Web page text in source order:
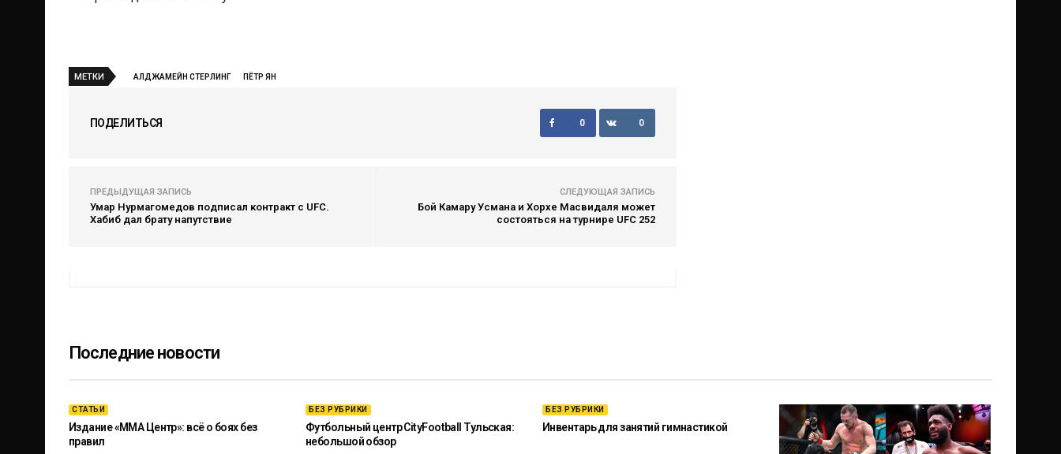
МЕТКИ АЛДЖАМЕЙН СТЕРЛИНГ ПЁТР ЯН
ПОДЕЛИТЬСЯ 0 0
ПРЕДЫДУЩАЯ ЗАПИСЬ
Умар Нурмагомедов подписал контракт с UFC.
Хабиб дал брату напутствие
СЛЕДУЮЩАЯ ЗАПИСЬ
Бой Камару Усмана и Хорхе Масвидаля может
состояться на турнире UFC 252
Последние новости
СТАТЬИ
Издание «ММА Центр»: всё о боях без
правил
БЕЗ РУБРИКИ
Футбольный центр CityFootball Тульская:
небольшой обзор
БЕЗ РУБРИКИ
Инвентарь для занятий гимнастикой